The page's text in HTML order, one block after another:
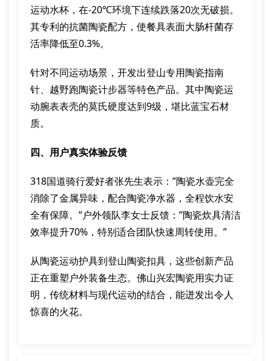
运动水杯，在-20℃环境下连续跌落20次无破损。
其专利的抗菌陶瓷配方，使餐具表面大肠杆菌存
活率降低至0.3%。
针对不同运动场景，开发出登山专用陶瓷指南
针、越野跑陶瓷计步器等特色产品。其中陶瓷运
动腕表表壳的莫氏硬度达到9级，堪比蓝宝石材
质。
四、用户真实体验反馈
318国道骑行爱好者张先生表示：”陶瓷水壶完全
消除了金属异味，配合陶瓷净水器，全程饮水安
全有保障。”户外领队李女士反馈：”陶瓷炊具清洁
效率提升70%，特别适合团队快速周转使用。”
从陶瓷运动护具到登山陶瓷扣具，这些创新产品
正在重塑户外装备生态。佛山兴宏陶瓷用实力证
明，传统材料与现代运动的结合，能迸发出令人
惊喜的火花。